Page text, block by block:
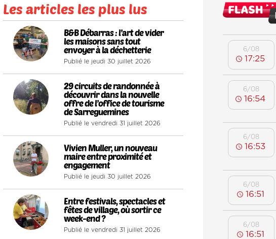
Les articles les plus lus
1
B&B Débarras : l’art de vider
les maisons sans tout
envoyer à la déchetterie
Publié le jeudi 30 juillet 2026
2
29 circuits de randonnée à
découvrir dans la nouvelle
offre de l’office de tourisme
de Sarreguemines
Publié le vendredi 31 juillet 2026
3
Vivien Muller, un nouveau
maire entre proximité et
engagement
Publié le jeudi 30 juillet 2026
4
Entre festivals, spectacles et
fêtes de village, où sortir ce
week-end ?
Publié le vendredi 31 juillet 2026
6/08
17:25
6/08
16:54
6/08
16:53
6/08
16:51
6/08
16:51